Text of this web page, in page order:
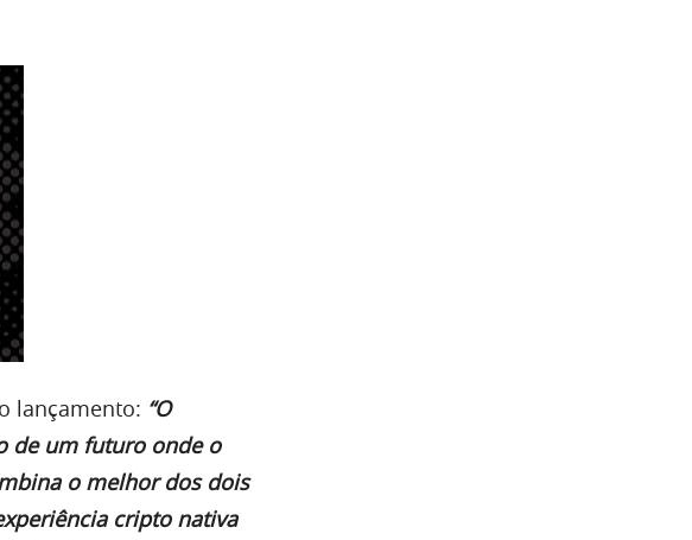
lançamento: “O
de um futuro onde o
o melhor dos dois
cripto nativa